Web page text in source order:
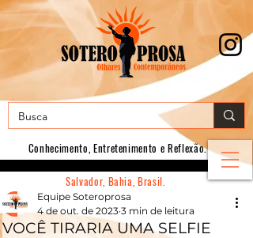
Conhecimento, Entretenimento e Reflexão.
Salvador, Bahia, Brasil.
VOCÊ TIRARIA UMA SELFIE
Equipe Soteroprosa
4 de out. de 2023 3 min de leitura